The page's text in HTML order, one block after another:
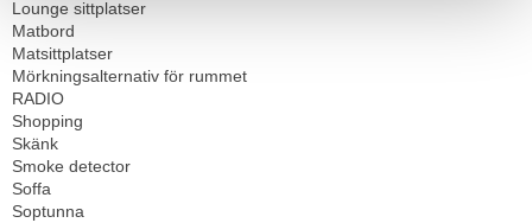
Lounge sittplatser
Matbord
Matsittplatser
Mörkningsalternativ för rummet
RADIO
Shopping
Skänk
Smoke detector
Soffa
Soptunna